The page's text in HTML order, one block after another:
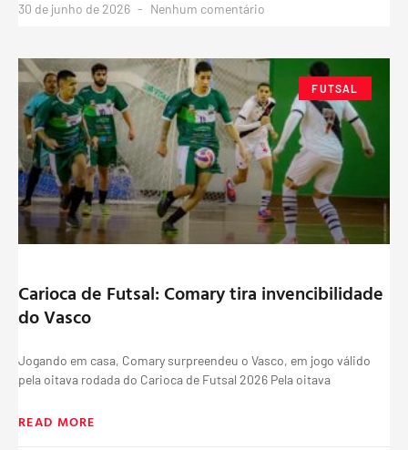
30 de junho de 2026 Nenhum comentário
FUTSAL
Carioca de Futsal: Comary tira invencibilidade
do Vasco
Jogando em casa, Comary surpreendeu o Vasco, em jogo válido
pela oitava rodada do Carioca de Futsal 2026 Pela oitava
READ MORE